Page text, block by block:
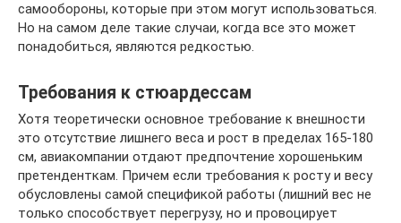
самообороны, которые при этом могут использоваться.
Но на самом деле такие случаи, когда все это может
понадобиться, являются редкостью.
Требования к стюардессам
Хотя теоретически основное требование к внешности
это отсутствие лишнего веса и рост в пределах 165-180
см, авиакомпании отдают предпочтение хорошеньким
претенденткам. Причем если требования к росту и весу
обусловлены самой спецификой работы (лишний вес не
только способствует перегрузу, но и провоцирует